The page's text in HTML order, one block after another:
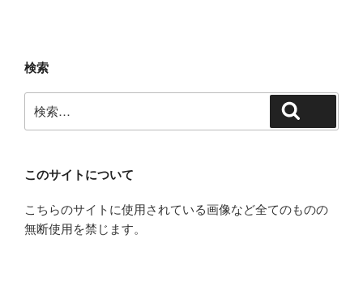
検索
索:
このサイトについて
こちらのサイトに使用されている画像など全てのものの
無断使用を禁じます。